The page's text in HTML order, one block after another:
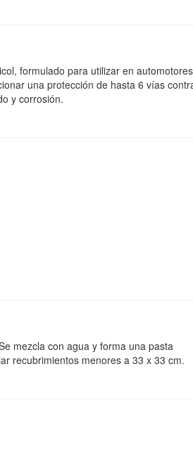
formulado para utilizar en
una protección de hasta 6 vías
y corrosión.
mezcla con agua y forma una pasta
recubrimientos menores a 33 x 33 cm.